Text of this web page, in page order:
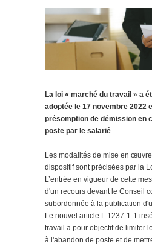
La loi « marché du travail » a
adoptée le 17 novembre 2022
présomption de démission en
poste par le salarié
Les modalités de mise en
dispositif sont précisées par la
L’entrée en vigueur de cette
d'un recours devant le Conseil
subordonnée à la publication
Le nouvel article L 1237-1-1
travail a pour objectif de limiter
à l'abandon de poste et de